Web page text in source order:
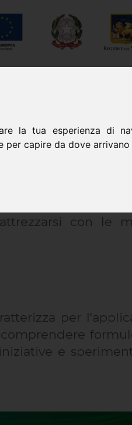
la tua esperienza di
per capire da dove
con le
per
e